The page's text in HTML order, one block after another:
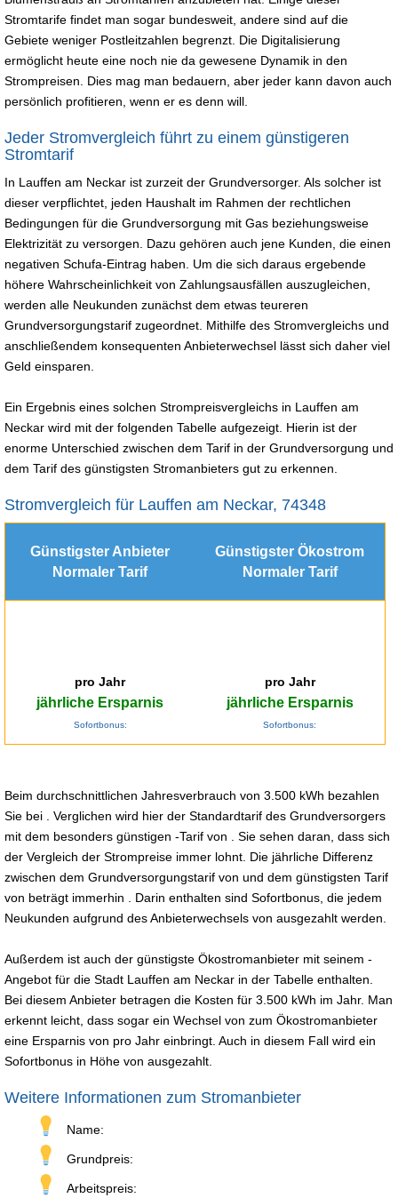
Stromtarife findet man sogar bundesweit, andere sind auf die
Gebiete weniger Postleitzahlen begrenzt. Die Digitalisierung
ermöglicht heute eine noch nie da gewesene Dynamik in den
Strompreisen. Dies mag man bedauern, aber jeder kann davon auch
persönlich profitieren, wenn er es denn will.
Jeder Stromvergleich führt zu einem günstigeren
Stromtarif
In Lauffen am Neckar ist zurzeit der Grundversorger. Als solcher ist
dieser verpflichtet, jeden Haushalt im Rahmen der rechtlichen
Bedingungen für die Grundversorgung mit Gas beziehungsweise
Elektrizität zu versorgen. Dazu gehören auch jene Kunden, die einen
negativen Schufa-Eintrag haben. Um die sich daraus ergebende
höhere Wahrscheinlichkeit von Zahlungsausfällen auszugleichen,
werden alle Neukunden zunächst dem etwas teureren
Grundversorgungstarif zugeordnet. Mithilfe des Stromvergleichs und
anschließendem konsequenten Anbieterwechsel lässt sich daher viel
Geld einsparen.
Ein Ergebnis eines solchen Strompreisvergleichs in Lauffen am
Neckar wird mit der folgenden Tabelle aufgezeigt. Hierin ist der
enorme Unterschied zwischen dem Tarif in der Grundversorgung und
dem Tarif des günstigsten Stromanbieters gut zu erkennen.
Stromvergleich für Lauffen am Neckar, 74348
Günstigster Anbieter
Normaler Tarif
Günstigster Ökostrom
Normaler Tarif
pro Jahr
jährliche Ersparnis
Sofortbonus:
pro Jahr
jährliche Ersparnis
Sofortbonus:
Beim durchschnittlichen Jahresverbrauch von 3.500 kWh bezahlen
Sie bei . Verglichen wird hier der Standardtarif des Grundversorgers
mit dem besonders günstigen -Tarif von . Sie sehen daran, dass sich
der Vergleich der Strompreise immer lohnt. Die jährliche Differenz
zwischen dem Grundversorgungstarif von und dem günstigsten Tarif
von beträgt immerhin . Darin enthalten sind Sofortbonus, die jedem
Neukunden aufgrund des Anbieterwechsels von ausgezahlt werden.
Außerdem ist auch der günstigste Ökostromanbieter mit seinem -
Angebot für die Stadt Lauffen am Neckar in der Tabelle enthalten.
Bei diesem Anbieter betragen die Kosten für 3.500 kWh im Jahr. Man
erkennt leicht, dass sogar ein Wechsel von zum Ökostromanbieter
eine Ersparnis von pro Jahr einbringt. Auch in diesem Fall wird ein
Sofortbonus in Höhe von ausgezahlt.
Weitere Informationen zum Stromanbieter
Name:
Grundpreis:
Arbeitspreis: